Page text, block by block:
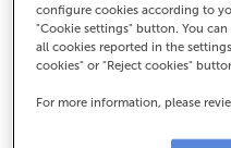
Que é a comisión de
configure cookies according to
"Cookie settings" button. You
all cookies reported in the
cookies" or "Reject cookies"
For more information, please